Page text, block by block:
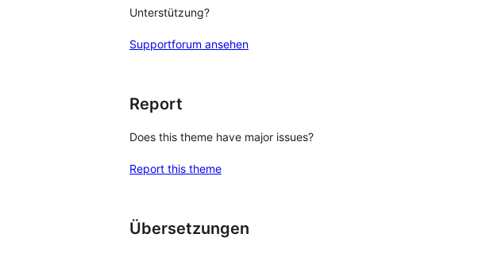
Unterstützung?
Supportforum ansehen
Report
Does this theme have major issues?
Report this theme
Übersetzungen